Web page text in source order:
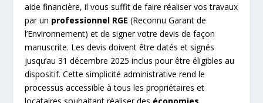
aide financière, il vous suffit de faire réaliser vos travaux
par un professionnel RGE (Reconnu Garant de
l’Environnement) et de signer votre devis de façon
manuscrite. Les devis doivent être datés et signés
jusqu’au 31 décembre 2025 inclus pour être éligibles au
dispositif. Cette simplicité administrative rend le
processus accessible à tous les propriétaires et